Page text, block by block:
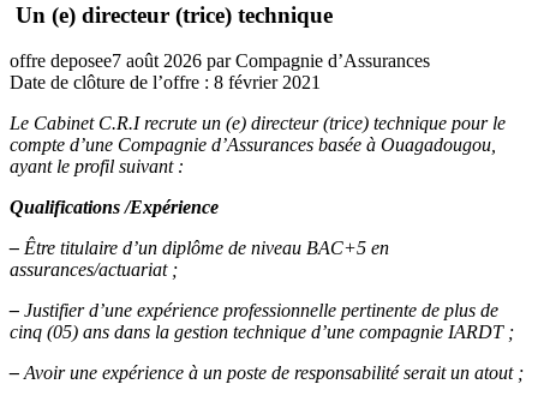
Un (e) directeur (trice) technique
offre deposee7 août 2026 par Compagnie d’Assurances
Date de clôture de l’offre : 8 février 2021
Le Cabinet C.R.I recrute un (e) directeur (trice) technique pour le
compte d’une Compagnie d’Assurances basée à Ouagadougou,
ayant le profil suivant :
Qualifications /Expérience
– Être titulaire d’un diplôme de niveau BAC+5 en
assurances/actuariat ;
– Justifier d’une expérience professionnelle pertinente de plus de
cinq (05) ans dans la gestion technique d’une compagnie IARDT ;
–Avoir une expérience à un poste de responsabilité serait un atout ;